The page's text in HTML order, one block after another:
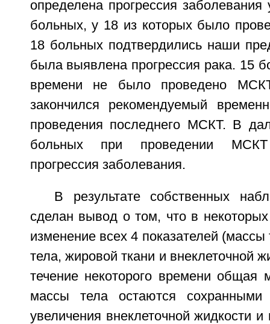
определена прогрессия
больных, у 18 из которых было
18 больных подтвердились наши
была выявлена прогрессия рака. 15
времени не было проведено
закончился рекомендуемый
проведения последнего МСКТ. В
больных при проведении
прогрессия заболевания.
В результате собственных
сделан вывод о том, что в некоторых
изменение всех 4 показателей
тела, жировой ткани и внеклеточной
течение некоторого времени общая
массы тела остаются сохранными
увеличения внеклеточной жидкости и